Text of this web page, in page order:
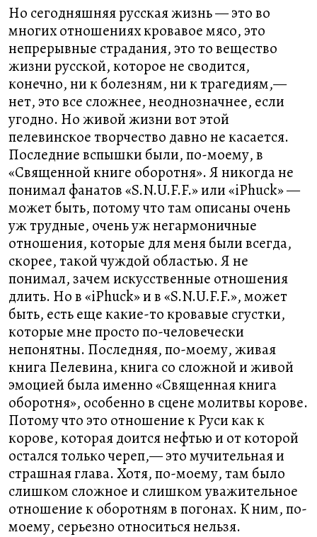
Но сегодняшняя русская жизнь — это во
многих отношениях кровавое мясо, это
непрерывные страдания, это то вещество
жизни русской, которое не сводится,
конечно, ни к болезням, ни к трагедиям,—
нет, это все сложнее, неоднозначнее, если
угодно. Но живой жизни вот этой
пелевинское творчество давно не касается.
Последние вспышки были, по-моему, в
«Священной книге оборотня». Я никогда не
понимал фанатов «S.N.U.F.F.» или «iPhuck» —
может быть, потому что там описаны очень
уж трудные, очень уж негармоничные
отношения, которые для меня были всегда,
скорее, такой чуждой областью. Я не
понимал, зачем искусственные отношения
длить. Но в «iPhuck» и в «S.N.U.F.F.», может
быть, есть еще какие-то кровавые сгустки,
которые мне просто по-человечески
непонятны. Последняя, по-моему, живая
книга Пелевина, книга со сложной и живой
эмоцией была именно «Священная книга
оборотня», особенно в сцене молитвы корове.
Потому что это отношение к Руси как к
корове, которая доится нефтью и от которой
остался только череп,— это мучительная и
страшная глава. Хотя, по-моему, там было
слишком сложное и слишком уважительное
отношение к оборотням в погонах. К ним, по-
моему, серьезно относиться нельзя.